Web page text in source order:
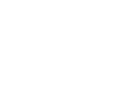
(min)
(min)
(máx.)